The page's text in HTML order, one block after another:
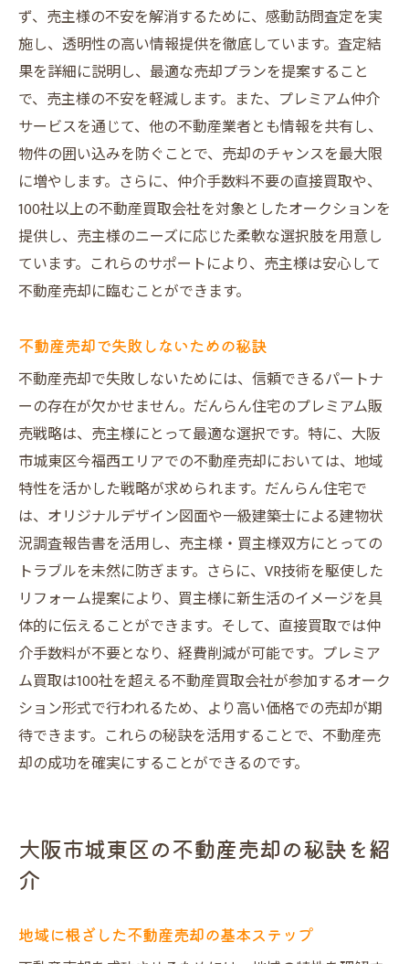
ず、売主様の不安を解消するために、感動訪問査定を実
施し、透明性の高い情報提供を徹底しています。査定結
果を詳細に説明し、最適な売却プランを提案すること
で、売主様の不安を軽減します。また、プレミアム仲介
サービスを通じて、他の不動産業者とも情報を共有し、
物件の囲い込みを防ぐことで、売却のチャンスを最大限
に増やします。さらに、仲介手数料不要の直接買取や、
100社以上の不動産買取会社を対象としたオークションを
提供し、売主様のニーズに応じた柔軟な選択肢を用意し
ています。これらのサポートにより、売主様は安心して
不動産売却に臨むことができます。
不動産売却で失敗しないための秘訣
不動産売却で失敗しないためには、信頼できるパートナ
ーの存在が欠かせません。だんらん住宅のプレミアム販
売戦略は、売主様にとって最適な選択です。特に、大阪
市城東区今福西エリアでの不動産売却においては、地域
特性を活かした戦略が求められます。だんらん住宅で
は、オリジナルデザイン図面や一級建築士による建物状
況調査報告書を活用し、売主様・買主様双方にとっての
トラブルを未然に防ぎます。さらに、VR技術を駆使した
リフォーム提案により、買主様に新生活のイメージを具
体的に伝えることができます。そして、直接買取では仲
介手数料が不要となり、経費削減が可能です。プレミア
ム買取は100社を超える不動産買取会社が参加するオーク
ション形式で行われるため、より高い価格での売却が期
待できます。これらの秘訣を活用することで、不動産売
却の成功を確実にすることができるのです。
大阪市城東区の不動産売却の秘訣を紹
介
地域に根ざした不動産売却の基本ステップ